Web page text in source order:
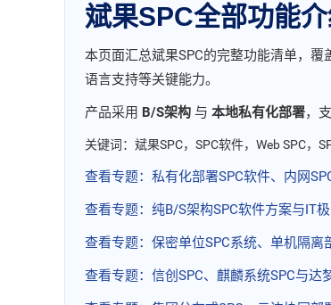
斌果SPC全部功能
本页面汇总斌果SPC的完整功能清单，覆
语言支持等关键能力。
产品采用 B/S架构 与 本地私有化部署，
关键词：斌果SPC，SPC软件，Web SPC，
查看专题：私有化部署SPC软件、内网
查看专题：纯B/S架构SPC软件方案与IT
查看专题：保密单位SPC系统、单机隔离
查看专题：信创SPC、麒麟系统SPC与达